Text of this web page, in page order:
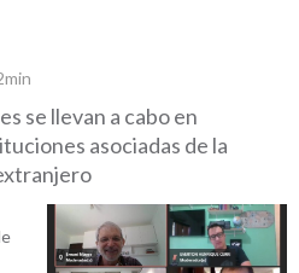
se llevan a cabo en
asociadas de la